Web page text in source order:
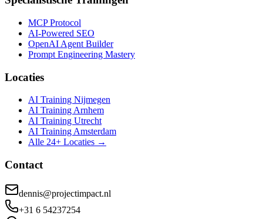
MCP Protocol
AI-Powered SEO
OpenAI Agent Builder
Prompt Engineering Mastery
Locaties
AI Training Nijmegen
AI Training Arnhem
AI Training Utrecht
AI Training Amsterdam
Alle 24+ Locaties →
Contact
dennis@projectimpact.nl
+31 6 54237254